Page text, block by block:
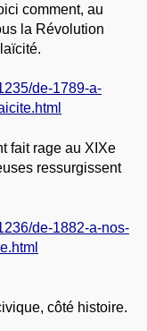
comment, au
la Révolution
de-1789-a-
fait rage au XIXe
ressurgissent
de-1882-a-nos-
côté histoire.